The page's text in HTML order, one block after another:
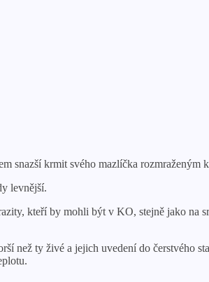
snazší krmit svého mazlíčka rozmraženým
levnější.
kteří by mohli být v KO, stejně jako na
než ty živé a jejich uvedení do čerstvého